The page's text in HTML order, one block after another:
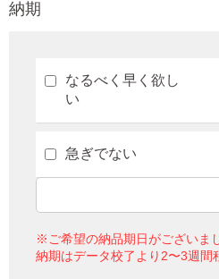
納期
なるべく早く欲し
い
急ぎでない
※ご希望の納品期日がございま
納期はデータ校了より2〜3週間